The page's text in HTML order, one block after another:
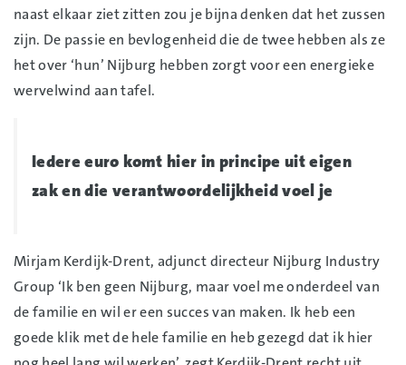
naast elkaar ziet zitten zou je bijna denken dat het zussen
zijn. De passie en bevlogenheid die de twee hebben als ze
het over ‘hun’ Nijburg hebben zorgt voor een energieke
wervelwind aan tafel.
Iedere euro komt hier in principe uit eigen
zak en die verantwoordelijkheid voel je
Mirjam Kerdijk-Drent, adjunct directeur Nijburg Industry
Group ‘Ik ben geen Nijburg, maar voel me onderdeel van
de familie en wil er een succes van maken. Ik heb een
goede klik met de hele familie en heb gezegd dat ik hier